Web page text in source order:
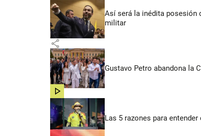
Así será la inédita posesión
militar
share
Gustavo Petro abandona la
share
Las 5 razones para